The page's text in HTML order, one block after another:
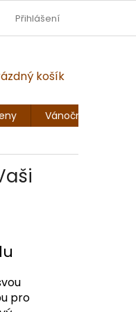
OBCHODNÍ PODMÍNKY
Přihlášení
košík
Vánoční sochy,
pro